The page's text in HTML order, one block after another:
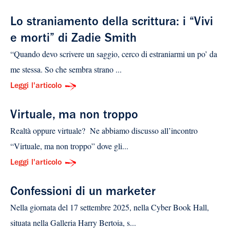
Lo straniamento della scrittura: i “Vivi
e morti” di Zadie Smith
“Quando devo scrivere un saggio, cerco di estraniarmi un po’ da
me stessa. So che sembra strano ...
Leggi l'articolo
Virtuale, ma non troppo
Realtà oppure virtuale? Ne abbiamo discusso all’incontro
“Virtuale, ma non troppo” dove gli...
Leggi l'articolo
Confessioni di un marketer
Nella giornata del 17 settembre 2025, nella Cyber Book Hall,
situata nella Galleria Harry Bertoia, s...